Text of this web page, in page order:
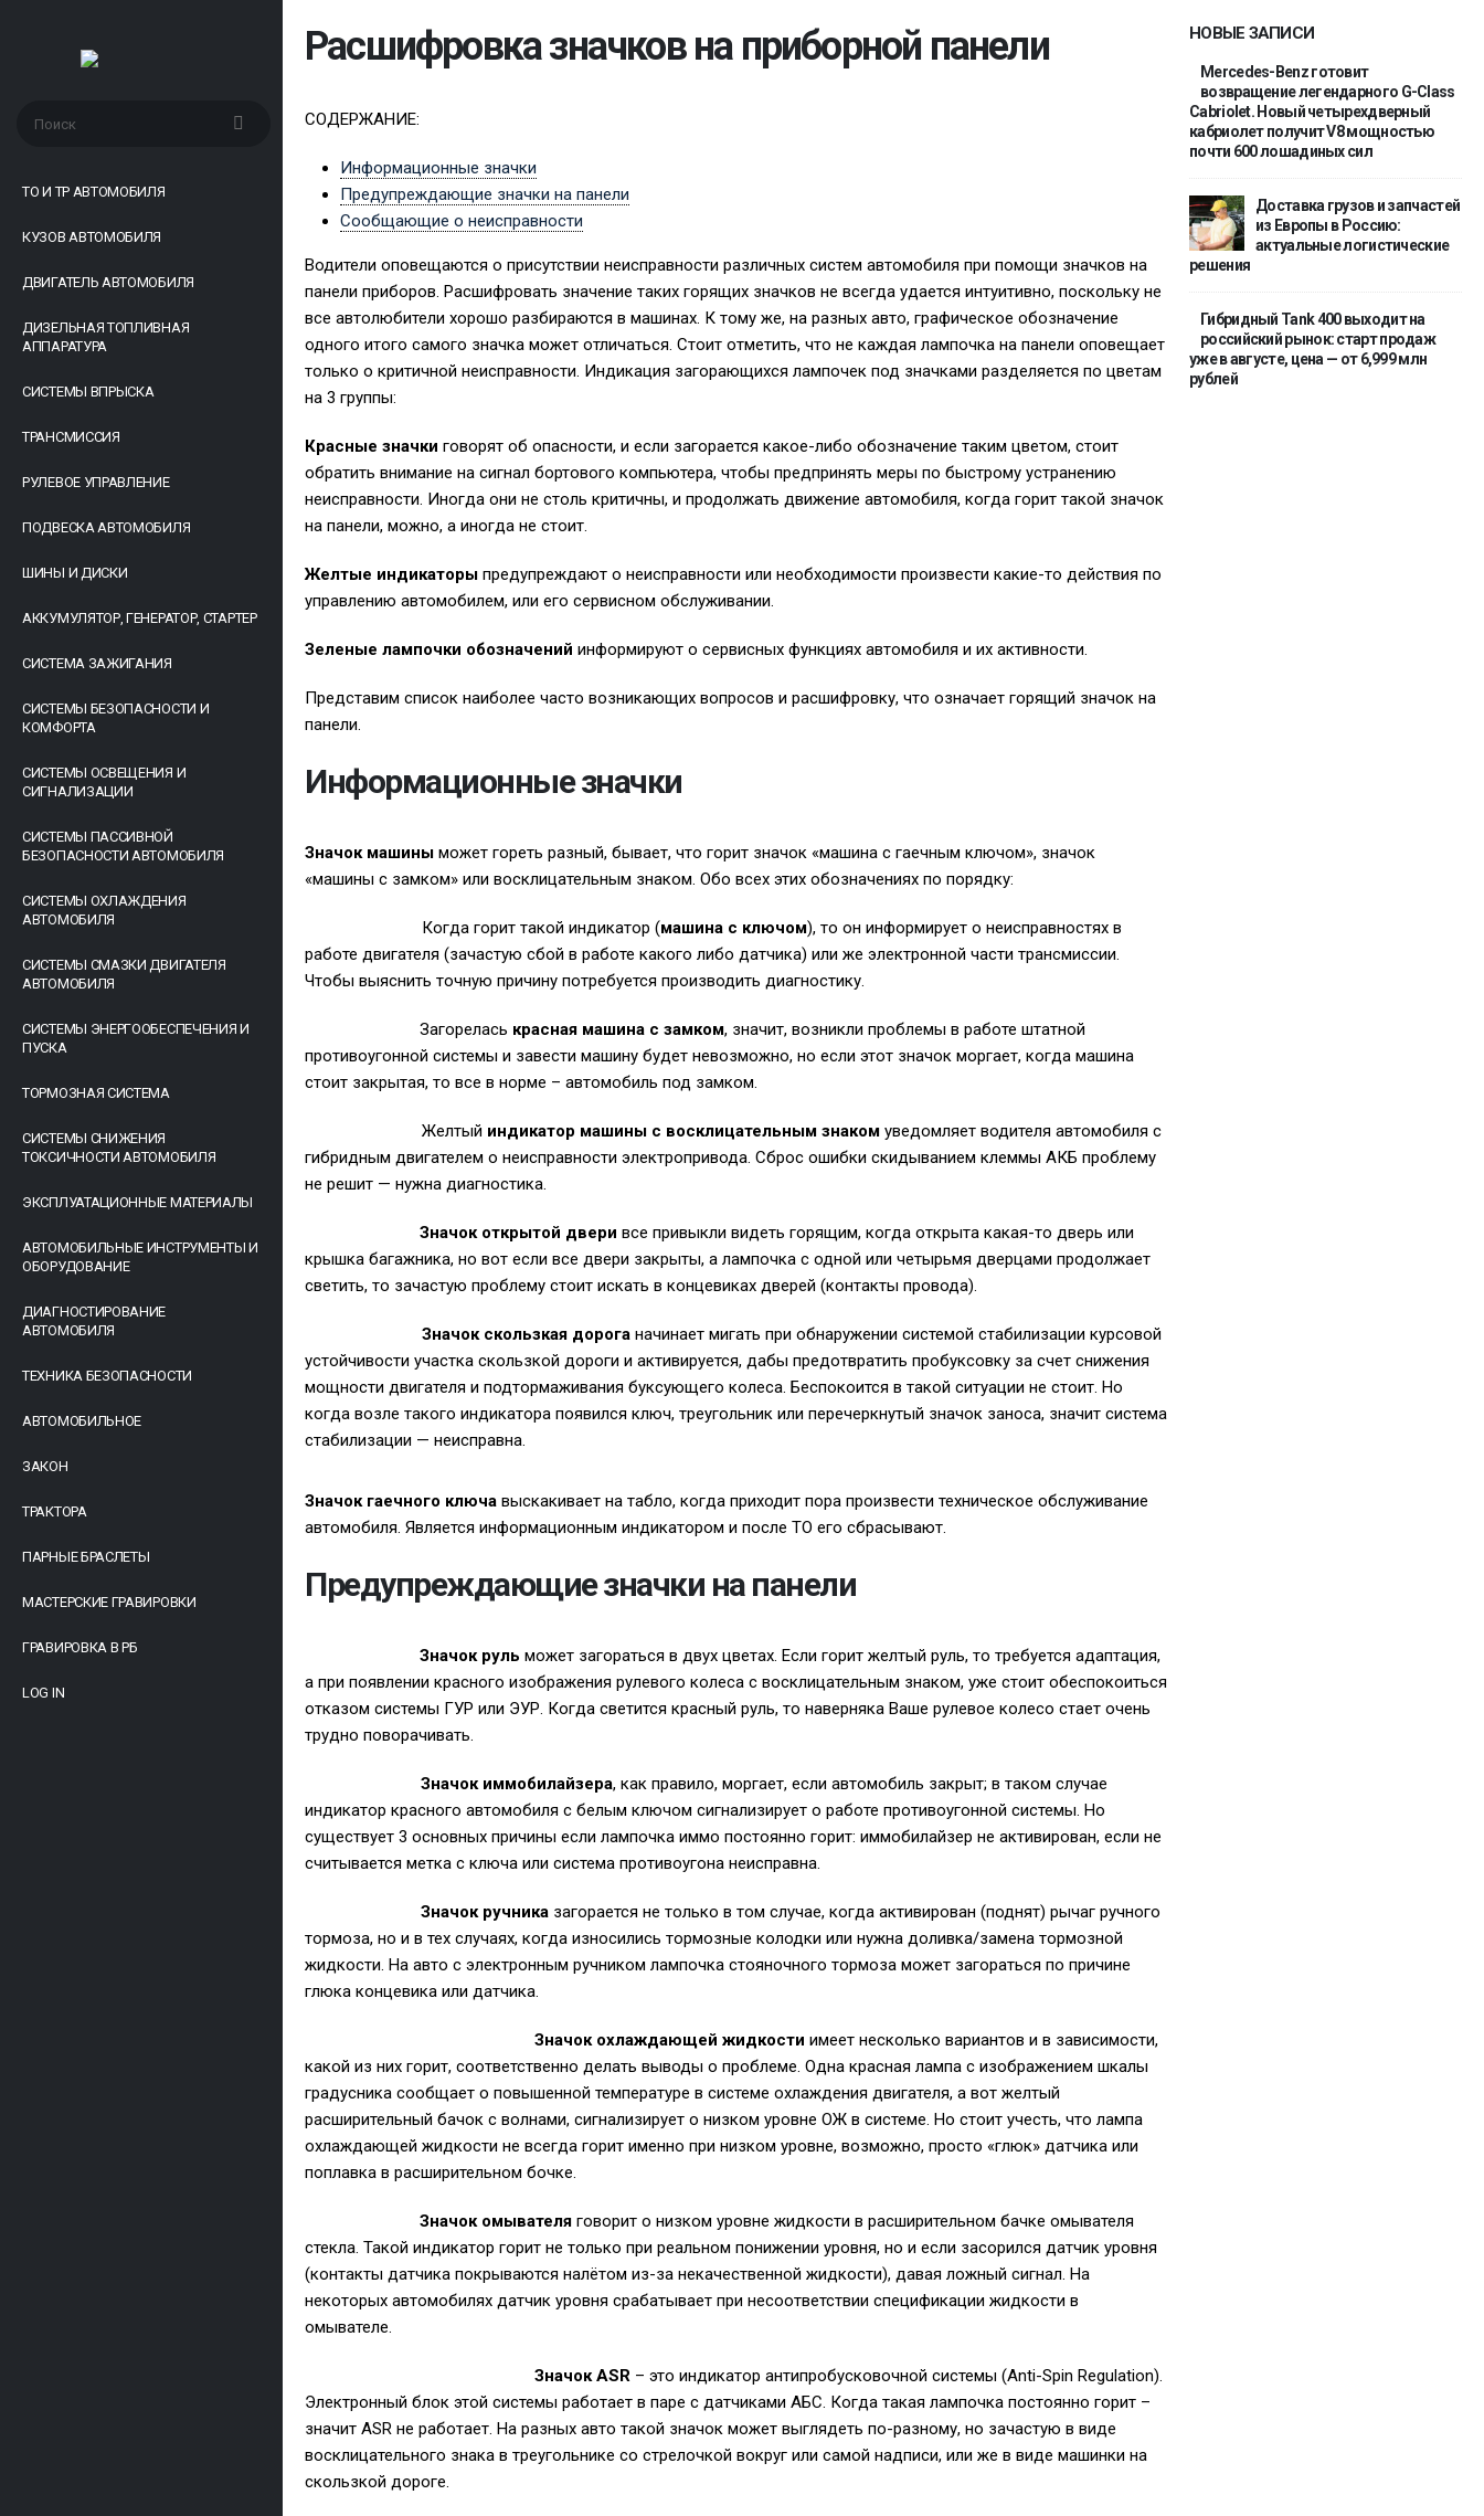
ТО И ТР АВТОМОБИЛЯ
КУЗОВ АВТОМОБИЛЯ
ДВИГАТЕЛЬ АВТОМОБИЛЯ
ДИЗЕЛЬНАЯ ТОПЛИВНАЯ
АППАРАТУРА
СИСТЕМЫ ВПРЫСКА
ТРАНСМИССИЯ
РУЛЕВОЕ УПРАВЛЕНИЕ
ПОДВЕСКА АВТОМОБИЛЯ
ШИНЫ И ДИСКИ
АККУМУЛЯТОР, ГЕНЕРАТОР, СТАРТЕР
СИСТЕМА ЗАЖИГАНИЯ
СИСТЕМЫ БЕЗОПАСНОСТИ И
КОМФОРТА
СИСТЕМЫ ОСВЕЩЕНИЯ И
СИГНАЛИЗАЦИИ
СИСТЕМЫ ПАССИВНОЙ
БЕЗОПАСНОСТИ АВТОМОБИЛЯ
СИСТЕМЫ ОХЛАЖДЕНИЯ
АВТОМОБИЛЯ
СИСТЕМЫ СМАЗКИ ДВИГАТЕЛЯ
АВТОМОБИЛЯ
СИСТЕМЫ ЭНЕРГООБЕСПЕЧЕНИЯ И
ПУСКА
ТОРМОЗНАЯ СИСТЕМА
СИСТЕМЫ СНИЖЕНИЯ
ТОКСИЧНОСТИ АВТОМОБИЛЯ
ЭКСПЛУАТАЦИОННЫЕ МАТЕРИАЛЫ
АВТОМОБИЛЬНЫЕ ИНСТРУМЕНТЫ И
ОБОРУДОВАНИЕ
ДИАГНОСТИРОВАНИЕ
АВТОМОБИЛЯ
ТЕХНИКА БЕЗОПАСНОСТИ
АВТОМОБИЛЬНОЕ
ЗАКОН
ТРАКТОРА
ПАРНЫЕ БРАСЛЕТЫ
МАСТЕРСКИЕ ГРАВИРОВКИ
ГРАВИРОВКА В РБ
LOG IN
Расшифровка значков на приборной панели
СОДЕРЖАНИЕ:
Информационные значки
Предупреждающие значки на панели
Сообщающие о неисправности
Водители оповещаются о присутствии неисправности различных систем автомобиля при помощи значков на
панели приборов. Расшифровать значение таких горящих значков не всегда удается интуитивно, поскольку не
все автолюбители хорошо разбираются в машинах. К тому же, на разных авто, графическое обозначение
одного итого самого значка может отличаться. Стоит отметить, что не каждая лампочка на панели оповещает
только о критичной неисправности. Индикация загорающихся лампочек под значками разделяется по цветам
на 3 группы:
Красные значки говорят об опасности, и если загорается какое-либо обозначение таким цветом, стоит
обратить внимание на сигнал бортового компьютера, чтобы предпринять меры по быстрому устранению
неисправности. Иногда они не столь критичны, и продолжать движение автомобиля, когда горит такой значок
на панели, можно, а иногда не стоит.
Желтые индикаторы предупреждают о неисправности или необходимости произвести какие-то действия по
управлению автомобилем, или его сервисном обслуживании.
Зеленые лампочки обозначений информируют о сервисных функциях автомобиля и их активности.
Представим список наиболее часто возникающих вопросов и расшифровку, что означает горящий значок на
панели.
Информационные значки
Значок машины может гореть разный, бывает, что горит значок «машина с гаечным ключом», значок
«машины с замком» или восклицательным знаком. Обо всех этих обозначениях по порядку:
Когда горит такой индикатор (машина с ключом), то он информирует о неисправностях в
работе двигателя (зачастую сбой в работе какого либо датчика) или же электронной части трансмиссии.
Чтобы выяснить точную причину потребуется производить диагностику.
Загорелась красная машина с замком, значит, возникли проблемы в работе штатной
противоугонной системы и завести машину будет невозможно, но если этот значок моргает, когда машина
стоит закрытая, то все в норме – автомобиль под замком.
Желтый индикатор машины с восклицательным знаком уведомляет водителя автомобиля с
гибридным двигателем о неисправности электропривода. Сброс ошибки скидыванием клеммы АКБ проблему
не решит — нужна диагностика.
Значок открытой двери все привыкли видеть горящим, когда открыта какая-то дверь или
крышка багажника, но вот если все двери закрыты, а лампочка с одной или четырьмя дверцами продолжает
светить, то зачастую проблему стоит искать в концевиках дверей (контакты провода).
Значок скользкая дорога начинает мигать при обнаружении системой стабилизации курсовой
устойчивости участка скользкой дороги и активируется, дабы предотвратить пробуксовку за счет снижения
мощности двигателя и подтормаживания буксующего колеса. Беспокоится в такой ситуации не стоит. Но
когда возле такого индикатора появился ключ, треугольник или перечеркнутый значок заноса, значит система
стабилизации — неисправна.
Значок гаечного ключа выскакивает на табло, когда приходит пора произвести техническое обслуживание
автомобиля. Является информационным индикатором и после ТО его сбрасывают.
Предупреждающие значки на панели
Значок руль может загораться в двух цветах. Если горит желтый руль, то требуется адаптация,
а при появлении красного изображения рулевого колеса с восклицательным знаком, уже стоит обеспокоиться
отказом системы ГУР или ЭУР. Когда светится красный руль, то наверняка Ваше рулевое колесо стает очень
трудно поворачивать.
Значок иммобилайзера, как правило, моргает, если автомобиль закрыт; в таком случае
индикатор красного автомобиля с белым ключом сигнализирует о работе противоугонной системы. Но
существует 3 основных причины если лампочка иммо постоянно горит: иммобилайзер не активирован, если не
считывается метка с ключа или система противоугона неисправна.
Значок ручника загорается не только в том случае, когда активирован (поднят) рычаг ручного
тормоза, но и в тех случаях, когда износились тормозные колодки или нужна доливка/замена тормозной
жидкости. На авто с электронным ручником лампочка стояночного тормоза может загораться по причине
глюка концевика или датчика.
Значок охлаждающей жидкости имеет несколько вариантов и в зависимости,
какой из них горит, соответственно делать выводы о проблеме. Одна красная лампа с изображением шкалы
градусника сообщает о повышенной температуре в системе охлаждения двигателя, а вот желтый
расширительный бачок с волнами, сигнализирует о низком уровне ОЖ в системе. Но стоит учесть, что лампа
охлаждающей жидкости не всегда горит именно при низком уровне, возможно, просто «глюк» датчика или
поплавка в расширительном бочке.
Значок омывателя говорит о низком уровне жидкости в расширительном бачке омывателя
стекла. Такой индикатор горит не только при реальном понижении уровня, но и если засорился датчик уровня
(контакты датчика покрываются налётом из-за некачественной жидкости), давая ложный сигнал. На
некоторых автомобилях датчик уровня срабатывает при несоответствии спецификации жидкости в
омывателе.
Значок ASR – это индикатор антипробусковочной системы (Anti-Spin Regulation).
Электронный блок этой системы работает в паре с датчиками АБС. Когда такая лампочка постоянно горит –
значит ASR не работает. На разных авто такой значок может выглядеть по-разному, но зачастую в виде
восклицательного знака в треугольнике со стрелочкой вокруг или самой надписи, или же в виде машинки на
скользкой дороге.
НОВЫЕ ЗАПИСИ
Mercedes-Benz готовит
возвращение легендарного G-Class
Cabriolet. Новый четырехдверный
кабриолет получит V8 мощностью
почти 600 лошадиных сил
Доставка грузов и запчастей
из Европы в Россию:
актуальные логистические
решения
Гибридный Tank 400 выходит на
российский рынок: старт продаж
уже в августе, цена — от 6,999 млн
рублей